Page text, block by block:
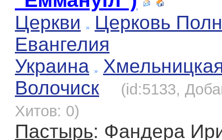
Церкви
Церковь
Евангелия
Украина
Волочиск
(id:5133,
Хитов: 0)
Пастырь: Фандера